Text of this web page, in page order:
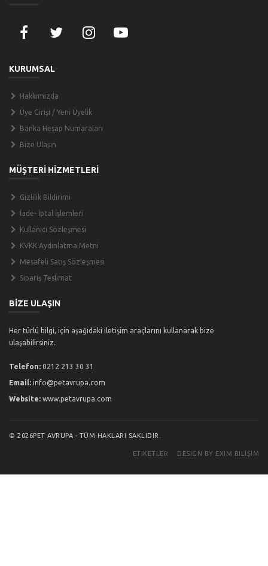
KURUMSAL
Hakkımızda
Üye Girişi / Yeni Üyelik
Banka Hesap Numaraları
Bize Ulaşın
MÜŞTERİ HİZMETLERİ
Gizlilik Bildirimi
İade- İptal İşlemleri
Kullanıcı Sözleşmesi
KVKK Aydınlatma Metni
Mesafeli Satış Sözleşmesi
Sipariş Teslimat
BİZE ULAŞIN
Her türlü bilgi, için aşağıdaki iletişim araçlarını kullanarak bize
ulaşabilirsiniz.
Telefon: 0212 213 30 31
Email: info@petavrupa.com
Website: www.petavrupa.com
© 2026PET AVRUPA - TÜM HAKLARI SAKLIDIR.
ETIKETLER DESIGN BY EXIM BILIŞIM